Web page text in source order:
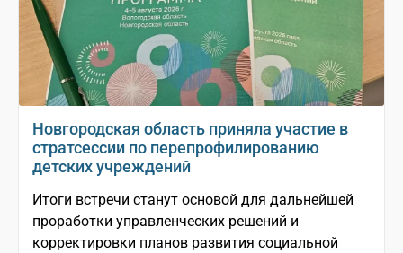
Новгородская область приняла участие в
стратсессии по перепрофилированию
детских учреждений
Итоги встречи станут основой для дальнейшей
проработки управленческих решений и
корректировки планов развития социальной